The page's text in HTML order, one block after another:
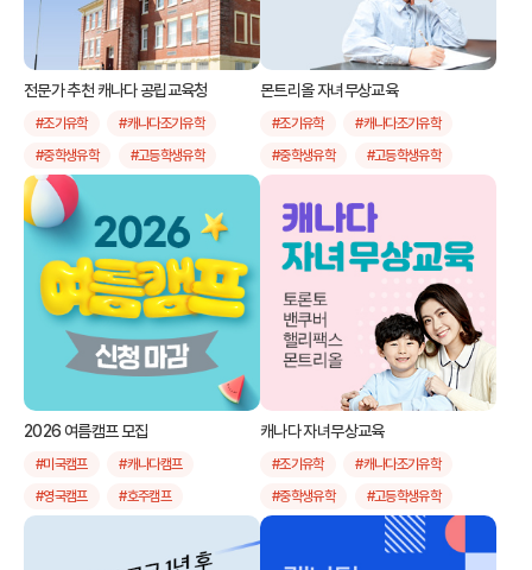
전문가 추천 캐나다 공립교육청
#조기유학
#캐나다조기유학
#중학생유학
#고등학생유학
몬트리올 자녀무상교육
#조기유학
#캐나다조기유학
#중학생유학
#고등학생유학
#몬트리올자녀무상
2026 여름캠프 모집
#미국캠프
#캐나다캠프
#영국캠프
#호주캠프
#말레이시아캠프
캐나다 자녀무상교육
#조기유학
#캐나다조기유학
#중학생유학
#고등학생유학
#유학후이민